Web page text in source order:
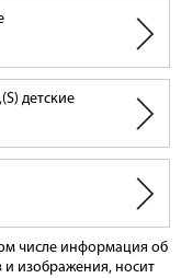
детские
числе информация об
и изображения, носит